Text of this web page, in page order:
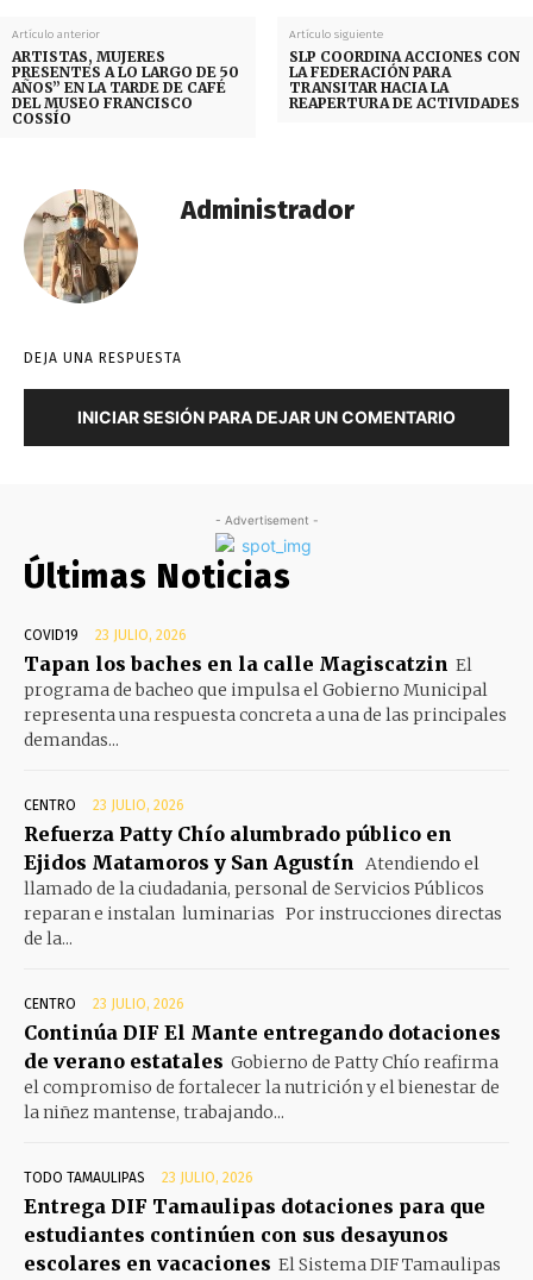
Artículo anterior
ARTISTAS, MUJERES
PRESENTES A LO LARGO DE 50
AÑOS” EN LA TARDE DE CAFÉ
DEL MUSEO FRANCISCO
COSSÍO
Artículo siguiente
SLP COORDINA ACCIONES CON
LA FEDERACIÓN PARA
TRANSITAR HACIA LA
REAPERTURA DE ACTIVIDADES
Administrador
DEJA UNA RESPUESTA
INICIAR SESIÓN PARA DEJAR UN COMENTARIO
- Advertisement -
Últimas Noticias
COVID19 23 JULIO, 2026
Tapan los baches en la calle Magiscatzin El
programa de bacheo que impulsa el Gobierno Municipal
representa una respuesta concreta a una de las principales
demandas...
CENTRO 23 JULIO, 2026
Refuerza Patty Chío alumbrado público en
Ejidos Matamoros y San Agustín Atendiendo el
llamado de la ciudadania, personal de Servicios Públicos
reparan e instalan luminarias Por instrucciones directas
de la...
CENTRO 23 JULIO, 2026
Continúa DIF El Mante entregando dotaciones
de verano estatales Gobierno de Patty Chío reafirma
el compromiso de fortalecer la nutrición y el bienestar de
la niñez mantense, trabajando...
TODO TAMAULIPAS 23 JULIO, 2026
Entrega DIF Tamaulipas dotaciones para que
estudiantes continúen con sus desayunos
escolares en vacaciones El Sistema DIF Tamaulipas